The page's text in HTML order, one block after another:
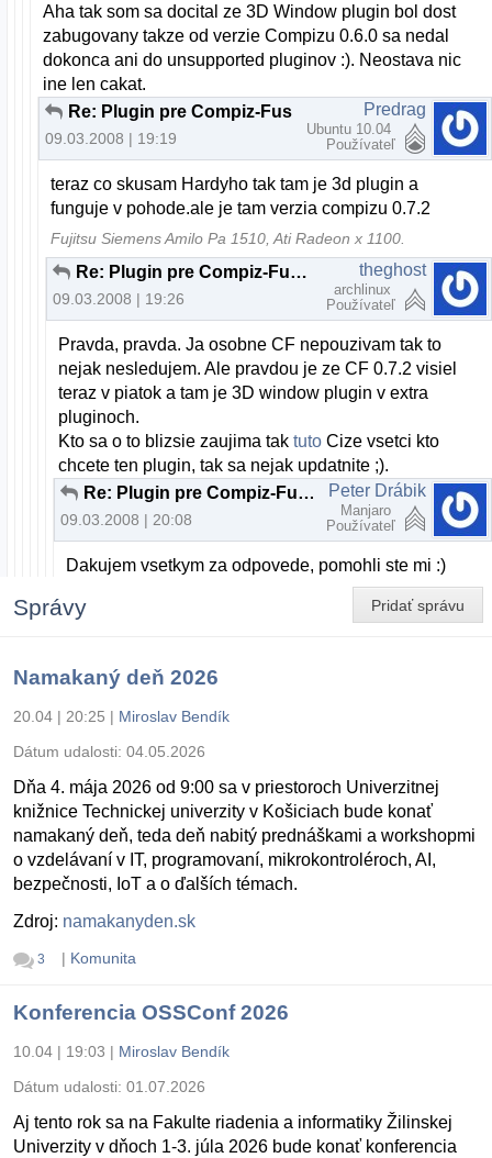
Aha tak som sa docital ze 3D Window plugin bol dost
zabugovany takze od verzie Compizu 0.6.0 sa nedal
dokonca ani do unsupported pluginov :). Neostava nic
ine len cakat.
09.03.2008 | 19:19
Predrag
Ubuntu 10.04
Používateľ
teraz co skusam Hardyho tak tam je 3d plugin a
funguje v pohode.ale je tam verzia compizu 0.7.2
Fujitsu Siemens Amilo Pa 1510, Ati Radeon x 1100.
Re: Plugin pre Compiz-Fusion
09.03.2008 | 19:26
theghost
archlinux
Používateľ
Pravda, pravda. Ja osobne CF nepouzivam tak to
nejak nesledujem. Ale pravdou je ze CF 0.7.2 visiel
teraz v piatok a tam je 3D window plugin v extra
pluginoch.
Kto sa o to blizsie zaujima taktuto Cize vsetci kto
chcete ten plugin, tak sa nejak updatnite ;).
Re: Plugin pre Compiz-Fusion
09.03.2008 | 20:08
Peter Drábik
Manjaro
Používateľ
Dakujem vsetkym za odpovede, pomohli ste mi :)
Pridať správu
Správy
Namakaný deň 2026
20.04 | 20:25 | Miroslav Bendík
Dátum udalosti: 04.05.2026
Dňa 4. mája 2026 od 9:00 sa v priestoroch Univerzitnej
knižnice Technickej univerzity v Košiciach bude konať
namakaný deň, teda deň nabitý prednáškami a workshopmi
o vzdelávaní v IT, programovaní, mikrokontroléroch, AI,
bezpečnosti, IoT a o ďalších témach.
Zdroj: namakanyden.sk
3 | Komunita
Konferencia OSSConf 2026
10.04 | 19:03 | Miroslav Bendík
Dátum udalosti: 01.07.2026
Aj tento rok sa na Fakulte riadenia a informatiky Žilinskej
Univerzity v dňoch 1-3. júla 2026 bude konať konferencia